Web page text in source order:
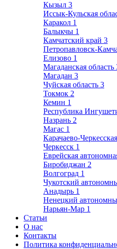
Кызыл 3
Иссык-Кульская
Каракол 1
Балыкчы 1
Камчатский край 3
Петропавловск-
Елизово 1
Магаданская область
Магадан 3
Чуйская область 3
Токмок 2
Кемин 1
Республика
Назрань 2
Магас 1
Карачаево-
Черкесск 1
Еврейская
Биробиджан 2
Волгоград 1
Чукотский
Анадырь 1
Ненецкий
Нарьян-Мар 1
Статьи
О нас
Контакты
Политика